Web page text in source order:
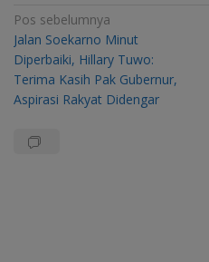
Navigasi
pos
Pos sebelumnya
Jalan Soekarno Minut
Diperbaiki, Hillary Tuwo:
Terima Kasih Pak Gubernur,
Aspirasi Rakyat Didengar